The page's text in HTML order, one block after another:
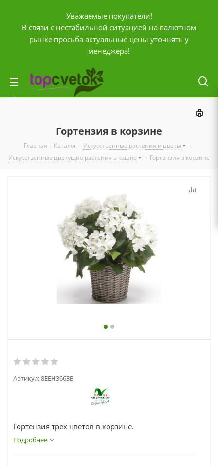
Уважаемые покупатели!
В связи с нестабильной ситуацией на валютном
рынке просьба актуальные цены уточнять у
менеджера!
Отложенные
Сравнение товаров
ПН-ПТ с10:00 до 20:00
zakaz@topcvetok.ru
Гортензия в корзине
Главная - Каталог - Искусственные растения и цветы
-
Искусственные цветущие растения в кашпо
- Гортензия в корзине
Артикул:8EEH3663B
Гортензия трех цветов в корзине.
Подробнее